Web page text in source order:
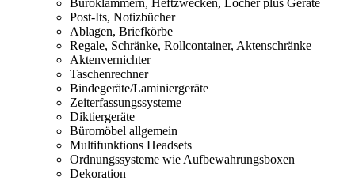
Post-Its, Notizbücher
Ablagen, Briefkörbe
Regale, Schränke, Rollcontainer, Aktenschränke
Aktenvernichter
Taschenrechner
Bindegeräte/Laminiergeräte
Zeiterfassungssysteme
Diktiergeräte
Büromöbel allgemein
Multifunktions Headsets
Ordnungssysteme wie Aufbewahrungsboxen
Dekoration